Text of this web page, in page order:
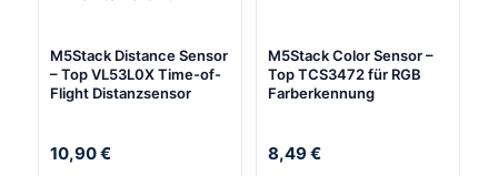
M5Stack Distance Sensor
– Top VL53L0X Time-of-
Flight Distanzsensor
10,90€
M5Stack Color Sensor –
Top TCS3472 für RGB
Farberkennung
8,49€